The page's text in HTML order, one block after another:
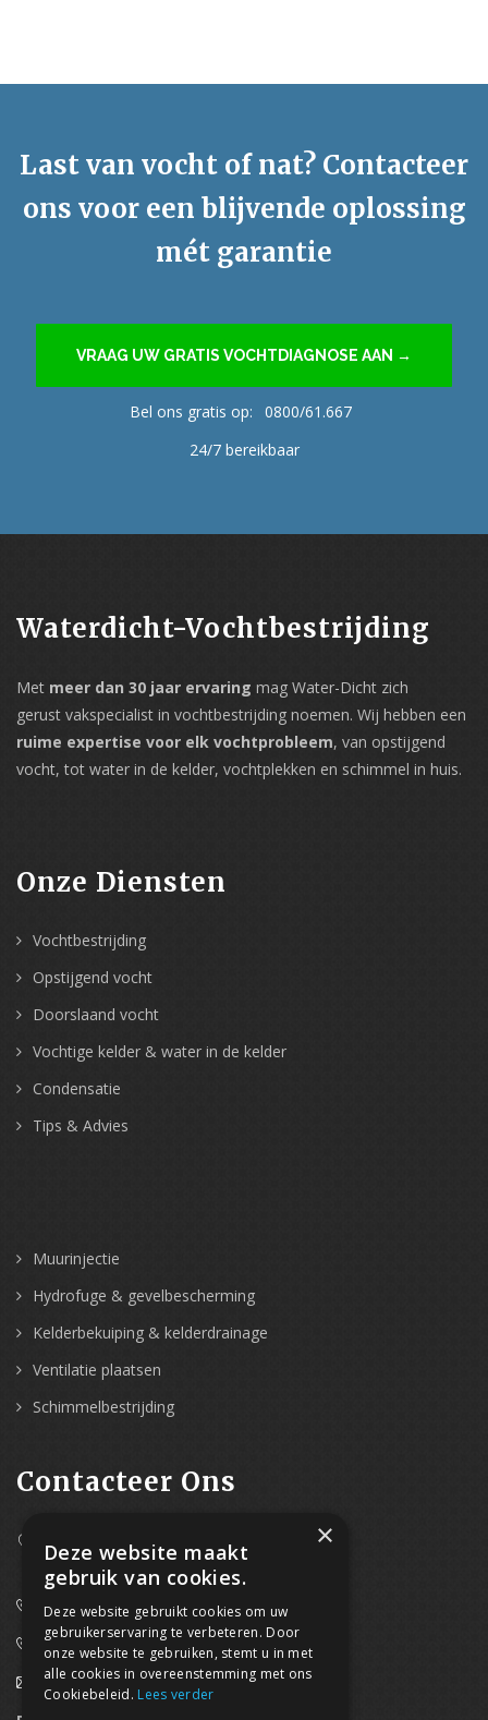
Last van vocht of nat? Contacteer
ons voor een blijvende oplossing
mét garantie
VRAAG UW GRATIS VOCHTDIAGNOSE AAN →
Bel ons gratis op:
0800/61.667
24/7 bereikbaar
Waterdicht-Vochtbestrijding
Met meer dan 30 jaar ervaring mag Water-Dicht zich
gerust vakspecialist in vochtbestrijding noemen. Wij hebben een
ruime expertise voor elk vochtprobleem, van opstijgend
vocht, tot water in de kelder, vochtplekken en schimmel in huis.
Onze Diensten
Vochtbestrijding
Opstijgend vocht
Doorslaand vocht
Vochtige kelder & water in de kelder
Condensatie
Tips & Advies
Muurinjectie
Hydrofuge & gevelbescherming
Kelderbekuiping & kelderdrainage
Ventilatie plaatsen
Schimmelbestrijding
Contacteer Ons
Westpoort 37B,
2070 Zwijndrecht
0800/61 667 (24/7 bereikbaar)
03/369.60.29
info@waterdicht-vochtbestrijding.be
×
Deze website maakt
gebruik van cookies.
Deze website gebruikt cookies om uw
gebruikerservaring te verbeteren. Door
onze website te gebruiken, stemt u in met
alle cookies in overeenstemming met ons
Cookiebeleid. Lees verder